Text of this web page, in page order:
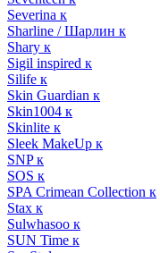
Severina к
Sharline / Шарлин к
Shary к
Sigil inspired к
Silife к
Skin Guardian к
Skin1004 к
Skinlite к
Sleek MakeUp к
SNP к
SOS к
SPA Crimean Collection к
Stax к
Sulwhasoo к
SUN Time к